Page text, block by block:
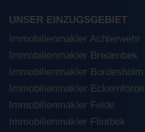
UNSER EINZUGSGEBIET
Immobilienmakler Achterwehr
Immobilienmakler Bredenbek
Immobilienmakler Bordesholm
Immobilienmakler Eckernförde
Immobilienmakler Felde
Immobilienmakler Flintbek